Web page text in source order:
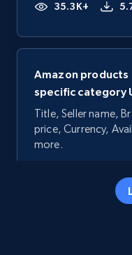
35.3K+
Amazon
specific category
Title, Seller name,
price, Currency,
more.